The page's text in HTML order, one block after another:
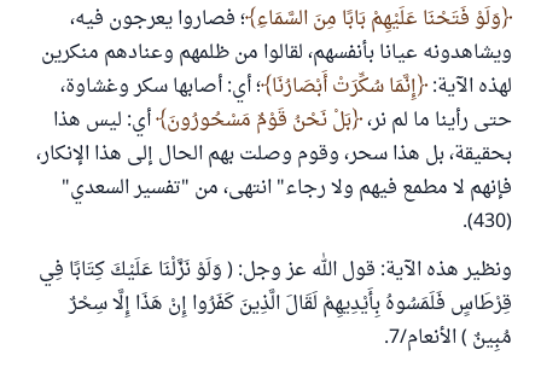
وَلَوْ فَتَحْنَا عَلَيْهِمْ بَابًا مِنَ السَّمَاءِ ؛ فصاروا يعرجون فيه،
ويشاهدونه عيانا بأنفسهم، لقالوا من ظلمهم وعنادهم منكرين
لهذه الآية: إِنَّمَا سُكِّرَتْ أَبْصَارُنَا ؛ أي: أصابها سكر وغشاوة،
حتى رأينا ما لم نر، بَلْ نَحْنُ قَوْمٌ مَسْحُورُونَ أي: ليس هذا
بحقيقة، بل هذا سحر، وقوم وصلت بهم الحال إلى هذا الإنكار،
فإنهم لا مطمع فيهم ولا رجاء" انتهى، من "تفسير السعدي"
(430).
ونظير هذه الآية: قول الله عز وجل: ( وَلَوْ نَزَّلْنَا عَلَيْكَ كِتَابًا فِي
قِرْطَاسٍ فَلَمَسُوهُ بِأَيْدِيهِمْ لَقَالَ الَّذِينَ كَفَرُوا إِنْ هَذَا إِلَّا سِحْرٌ
مُبِينٌ ) الأنعام/7.